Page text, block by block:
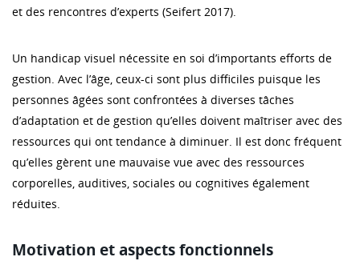
et des rencontres d’experts (Seifert 2017).
Un handicap visuel nécessite en soi d’importants efforts de
gestion. Avec l’âge, ceux-ci sont plus difficiles puisque les
personnes âgées sont confrontées à diverses tâches
d’adaptation et de gestion qu’elles doivent maîtriser avec des
ressources qui ont tendance à diminuer. Il est donc fréquent
qu’elles gèrent une mauvaise vue avec des ressources
corporelles, auditives, sociales ou cognitives également
réduites.
Motivation et aspects fonctionnels